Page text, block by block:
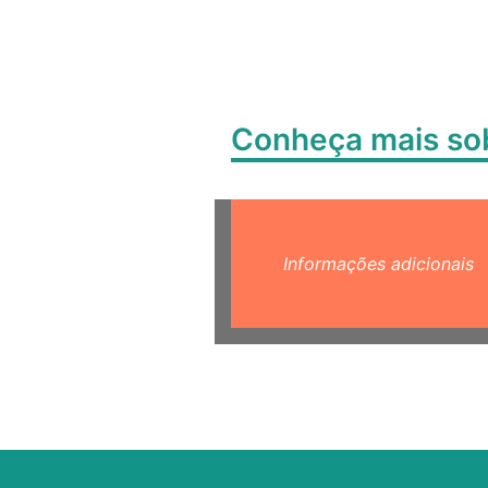
Conheça mais
Informações adicionais